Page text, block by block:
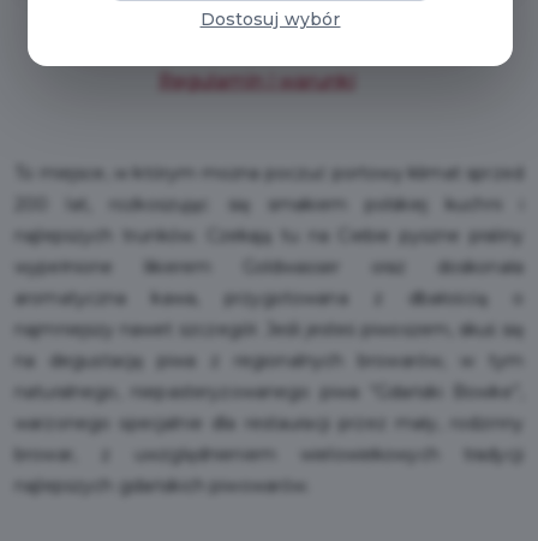
Regulamin i warunki
To miejsce, w którym można poczuć portowy klimat sprzed
200 lat, rozkoszując się smakiem polskiej kuchni i
najlepszych trunków. Czekają tu na Ciebie pyszne praliny
wypełnione likierem Goldwasser oraz doskonała
aromatyczna kawa, przygotowana z dbałością o
najmniejszy nawet szczegół. Jeśli jesteś piwoszem, skuś się
na degustację piwa z regionalnych browarów, w tym
naturalnego, niepasteryzowanego piwa “Gdański Bowke”,
warzonego specjalnie dla restauracji przez mały, rodzinny
browar, z uwzględnieniem wielowiekowych tradycji
najlepszych gdańskich piwowarów.
Dostosuj wybór